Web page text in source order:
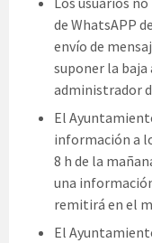
de WhatsAPP
envío de
suponer la
administrador
El
información a
8 h de la
una
remitirá en el
El